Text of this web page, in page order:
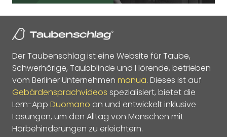
Der Taubenschlag ist eine Website für Taube,
Schwerhörige, Taubblinde und Hörende, betrieben
vom Berliner Unternehmen manua. Dieses ist auf
Gebärdensprachvideos spezialisiert, bietet die
Lern-App Duomano an und entwickelt inklusive
Lösungen, um den Alltag von Menschen mit
Hörbehinderungen zu erleichtern.